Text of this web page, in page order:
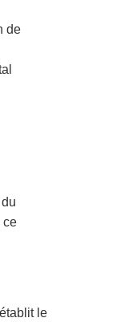
de
ce
le